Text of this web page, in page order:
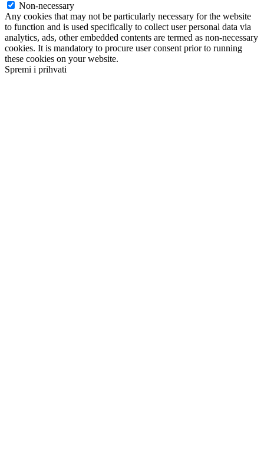
Non-necessary
Any cookies that may not be particularly necessary for the website
to function and is used specifically to collect user personal data via
analytics, ads, other embedded contents are termed as non-necessary
cookies. It is mandatory to procure user consent prior to running
these cookies on your website.
Spremi i prihvati